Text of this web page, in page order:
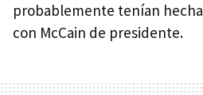
probablemente tenían
con McCain de presidente.